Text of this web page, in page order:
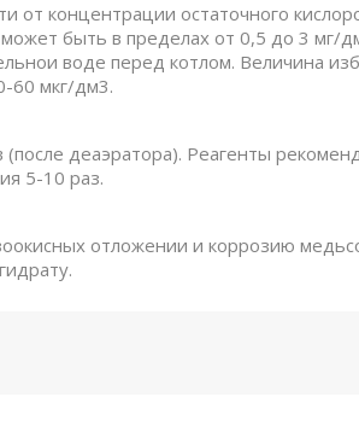
от концентрации остаточного
быть в пределах от 0,5 до 3 мг/
воде перед котлом. Величина
60 мкг/дм3.
деаэратора). Реагенты
5-10 раз.
отложении и коррозию